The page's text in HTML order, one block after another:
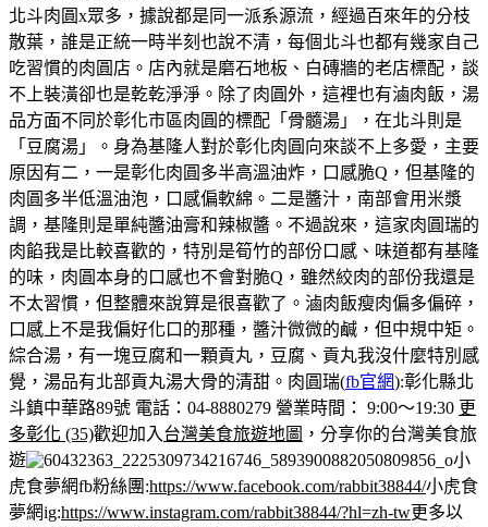
北斗肉圓x眾多，據說都是同一派系源流，經過百來年的分枝
散葉，誰是正統一時半刻也說不清，每個北斗也都有幾家自己
吃習慣的肉圓店。 店內就是磨石地板、白磚牆的老店標配，談
不上裝潢卻也是乾乾淨淨。 除了肉圓外，這裡也有滷肉飯，湯
品方面不同於彰化市區肉圓的標配「骨髓湯」，在北斗則是
「豆腐湯」。 身為基隆人對於彰化肉圓向來談不上多愛，主要
原因有二，一是彰化肉圓多半高溫油炸，口感脆Q，但基隆的
肉圓多半低溫油泡，口感偏軟綿。二是醬汁，南部會用米漿
調，基隆則是單純醬油膏和辣椒醬。不過說來，這家肉圓瑞的
肉餡我是比較喜歡的，特別是筍竹的部份口感、味道都有基隆
的味，肉圓本身的口感也不會對脆Q，雖然絞肉的部份我還是
不太習慣，但整體來說算是很喜歡了。 滷肉飯瘦肉偏多偏碎，
口感上不是我偏好化口的那種，醬汁微微的鹹，但中規中矩。
綜合湯，有一塊豆腐和一顆貢丸，豆腐、貢丸我沒什麼特別感
覺，湯品有北部貢丸湯大骨的清甜。 肉圓瑞(fb官網):彰化縣北
斗鎮中華路89號 電話：04-8880279 營業時間： 9:00～19:30 更
多彰化 (35)歡迎加入 台灣美食旅遊地圖 ，分享你的台灣美食旅
遊
小
虎食夢網fb粉絲團:https://www.facebook.com/rabbit38844/小虎食
夢網ig:https://www.instagram.com/rabbit38844/?hl=zh-tw更多以